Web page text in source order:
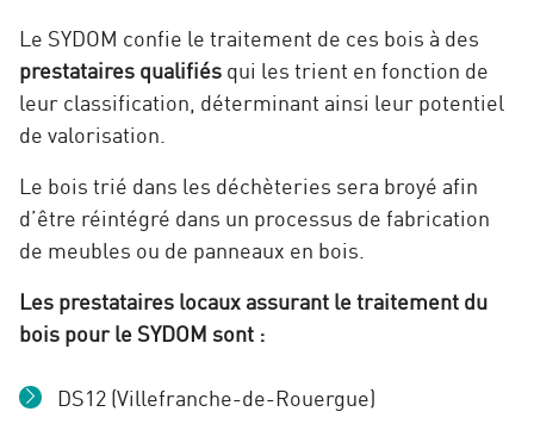
Le SYDOM confie le traitement de ces bois à des
prestataires qualifiés qui les trient en fonction de
leur classification, déterminant ainsi leur potentiel
de valorisation.
Le bois trié dans les déchèteries sera broyé afin
d’être réintégré dans un processus de fabrication
de meubles ou de panneaux en bois.
Les prestataires locaux assurant le traitement du
bois pour le SYDOM sont :
DS12 (Villefranche-de-Rouergue)